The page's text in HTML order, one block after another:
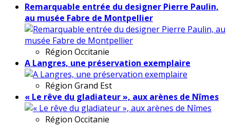
Remarquable entrée du designer Pierre Paulin,
au musée Fabre de Montpellier
Région Occitanie
A Langres, une préservation exemplaire
Région Grand Est
« Le rêve du gladiateur », aux arènes de Nîmes
Région Occitanie